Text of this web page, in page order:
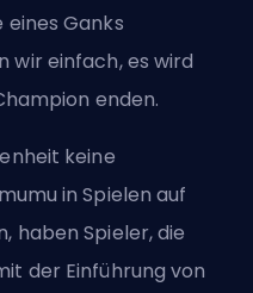
Ganks
wir einfach, es wird
enden.
keine
in Spielen auf
haben Spieler, die
der Einführung von